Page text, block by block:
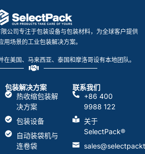
公司专注于包装设备与包装材料，为全球客户提供
用场景的工业包装解决方案。
美国、马来西亚、泰国和摩洛哥设有本地团队。
包装解决方案
热收缩包装解
决方案
包装设备
自动装袋机与
连卷袋
联系我们
+86 400
9988 122
关于
SelectPack®